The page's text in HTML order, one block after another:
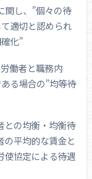
関し、”個々の待
適切と認められ
化”
働者と職務内
る場合の”均等待
との均衡・均衡待
の平均的な賃金と
使協定による待遇